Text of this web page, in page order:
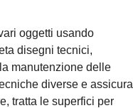
oggetti usando
disegni tecnici,
manutenzione delle
diverse e assicura
tratta le superfici per